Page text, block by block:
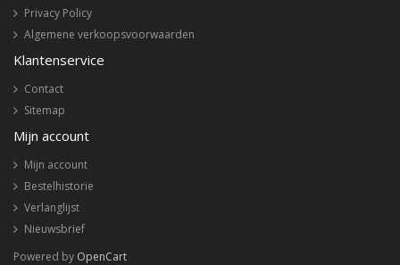
Privacy Policy
Algemene verkoopsvoorwaarden
Klantenservice
Contact
Sitemap
Mijn account
Mijn account
Bestelhistorie
Verlanglijst
Nieuwsbrief
Powered by OpenCart